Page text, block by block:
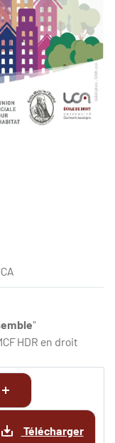
"
HDR en droit
Télécharger